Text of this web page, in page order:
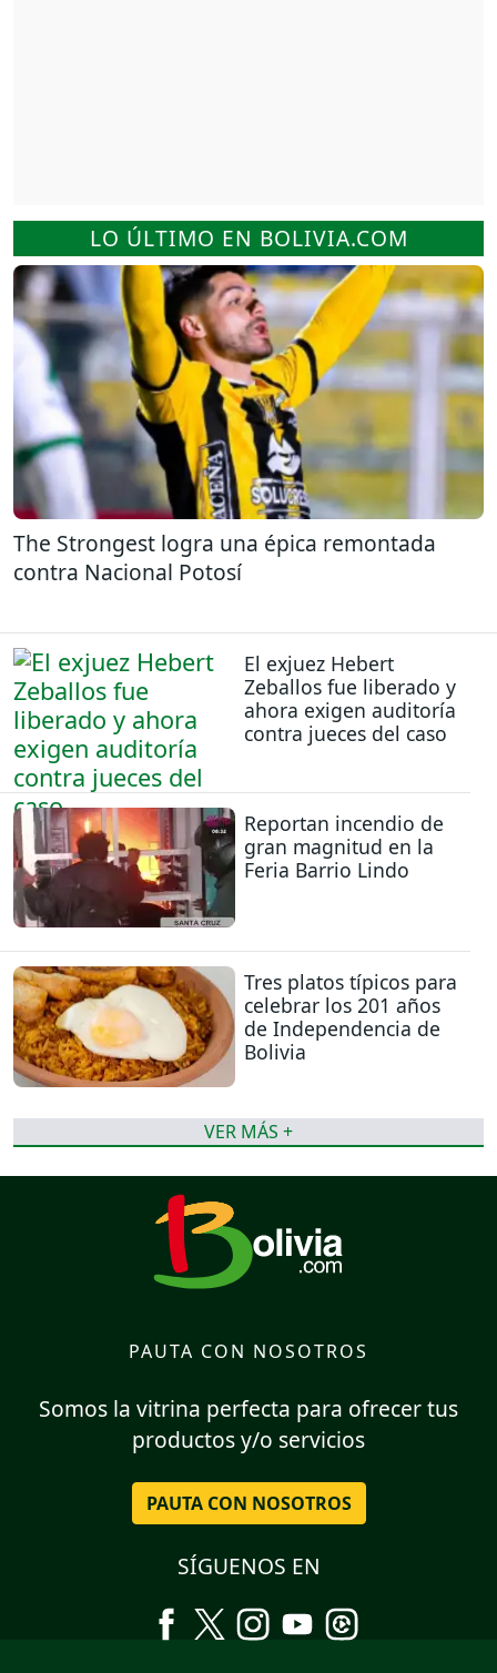
LO ÚLTIMO EN BOLIVIA.COM
The Strongest logra una épica remontada
contra Nacional Potosí
El exjuez Hebert
Zeballos fue liberado y
ahora exigen auditoría
contra jueces del caso
Reportan incendio de
gran magnitud en la
Feria Barrio Lindo
Tres platos típicos para
celebrar los 201 años
de Independencia de
Bolivia
VER MÁS +
PAUTA CON NOSOTROS
Somos la vitrina perfecta para ofrecer tus
productos y/o servicios
PAUTA CON NOSOTROS
SÍGUENOS EN